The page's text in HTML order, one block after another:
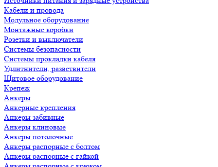
Кабели и провода
Модульное оборудование
Монтажные коробки
Розетки и выключатели
Системы безопасности
Системы прокладки кабеля
Удлитнители, разветвители
Щитовое оборудование
Крепеж
Анкеры
Анкерные крепления
Анкеры забивные
Анкеры клиновые
Анкеры потолочные
Анкеры распорные с болтом
Анкеры распорные с гайкой